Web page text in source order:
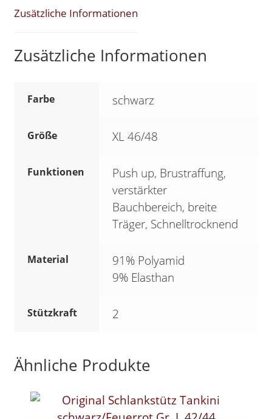
SK2
Zusätzliche Informationen
Zusätzliche Informationen
Farbe schwarz
Größe XL 46/48
Funktionen
Push up, Brustraffung,
verstärkter
Bauchbereich, breite
Träger, Schnelltrocknend
Material
91% Polyamid
9% Elasthan
Stützkraft 2
Ähnliche Produkte